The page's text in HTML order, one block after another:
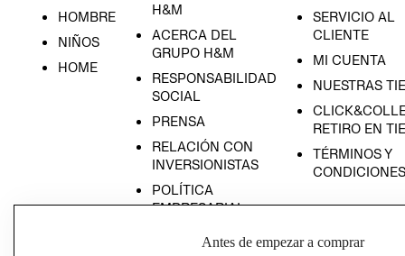
HOMBRE
NIÑOS
HOME
H&M
ACERCA DEL
GRUPO H&M
RESPONSABILIDAD
SOCIAL
PRENSA
RELACIÓN CON
INVERSIONISTAS
POLÍTICA
EMPRESARIAL
SERVICIO AL
CLIENTE
MI CUENTA
NUESTRAS
RETIRO EN
TÉRMINOS Y
CONDICIONES
Antes de empezar a comprar